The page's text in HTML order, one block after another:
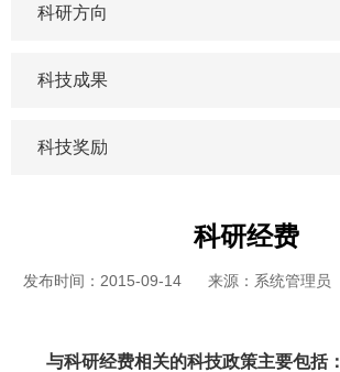
科研方向
科技成果
科技奖励
科研经费
发布时间：2015-09-14 来源：系统管理员
与科研经费相关的科技政策主要包括：